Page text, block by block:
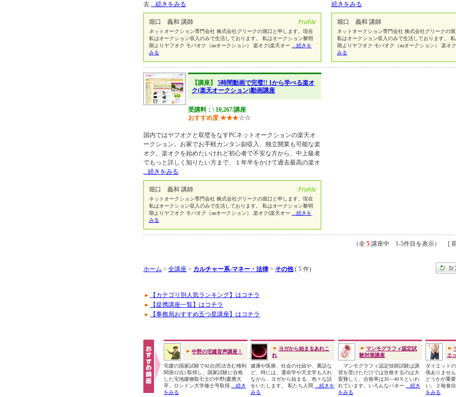
去 ...続きをみる
堀口 義和 講師
ネットオークション専門会社 株式会社グリークの堀口と申します。現在
私はオークション収入のみで生活しております。 私はオークション黎明
期よりヤフオク モバオク（auオークション） 楽オク(楽天オー
...続きを
みる
続きをみる
堀口 義和 講師
ネットオークション専門会社 株式会社グリークの
私はオークション収入のみで生活しております。
期よりヤフオク モバオク（auオークション） 楽オ
みる
【講座】 5時間動画で完璧!! 1から学べる楽オ
ク(楽天オークション)動画講座
受講料：\ 10,267/講座
おすすめ度 ★★★☆☆
国内ではヤフオクと双璧をなすPCネットオークションの楽天オ
ークション。お家でお手軽カンタン副収入、独立開業も可能な楽
オク。楽オクを始めたいけれど初心者で不安な方から、中上級者
でもっと詳しく知りたい方まで、１年半をかけて過去最高の楽オ
...続きをみる
堀口 義和 講師
ネットオークション専門会社 株式会社グリークの堀口と申します。現在
私はオークション収入のみで生活しております。 私はオークション黎明
期よりヤフオク モバオク（auオークション） 楽オク(楽天オー
...続きを
みる
（全 5 講座中 1-5件目を表示） [ 前
ホーム > 全講座 > カルチャー系-マネー・法律> その他 ( 5 件)
【カテゴリ別人気ランキング】はコチラ
【提携講座一覧】はコチラ
【事務局おすすめ五つ星講座】はコチラ
中野の宅建音声講座！
宅建の国家試験で42点(民法含む権利
関係12点) 取得し、国家試験に合格
した宅地建物取引士の中野(慶應大
卒、ロンドン大学修士号取得
...続き
をみる
ヨガから始まるあれこ
れ
健康や医療、社会の仕組や、裏話な
ど、時には、運命学や天文学も入れ
ながら、ヨガから始まる、色々な話
をいたします。 私たち人間
...続きを
みる
マンモグラフィ認定試
験対策講座
マンモグラフィ認定技師試験は講
習を受けただけでは合格するのは大
変難しく、合格率は30～40％といわ
れています。いろんなパター
...続き
をみる
エ
ダイエット
係ありませ
どうかが重
い。２毎食
をみる